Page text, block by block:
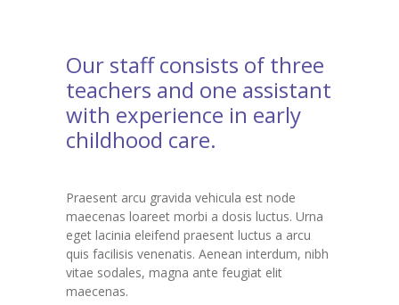
Our staff consists of three
teachers and one assistant
with experience in early
childhood care.
Praesent arcu gravida vehicula est node
maecenas loareet morbi a dosis luctus. Urna
eget lacinia eleifend praesent luctus a arcu
quis facilisis venenatis. Aenean interdum, nibh
vitae sodales, magna ante feugiat elit
maecenas.